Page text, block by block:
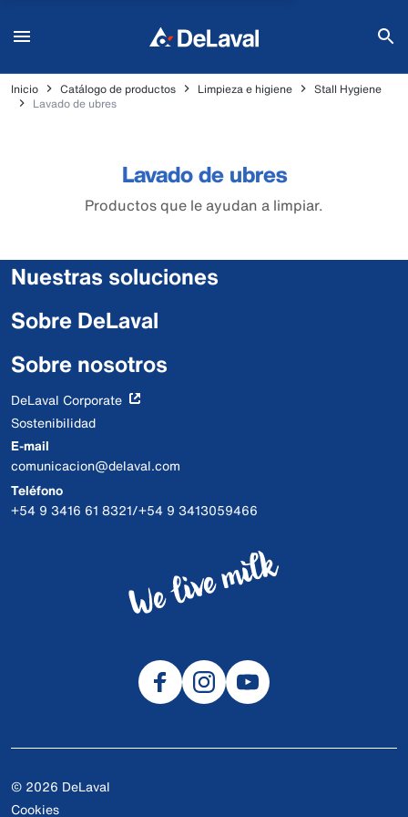
Inicio Catálogo de productos Limpieza e higiene
Stall Hygiene
Lavado de ubres
Lavado de ubres
Productos que le ayudan a limpiar.
Nuestras soluciones
Sobre DeLaval
Sobre nosotros
DeLaval Corporate
Sostenibilidad
E-mail
comunicacion@delaval.com
Teléfono
+54 9 3416 61 8321/+54 9 3413059466
© 2026 DeLaval
Cookies